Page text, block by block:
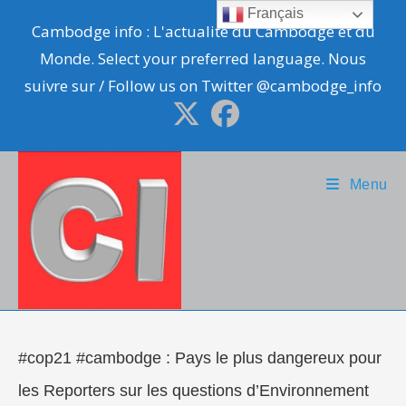
content
Cambodge info : L'actualité du Cambodge et du
Monde. Select your preferred language. Nous
suivre sur / Follow us on Twitter @cambodge_info
Menu
#cop21 #cambodge : Pays le plus dangereux pour
les Reporters sur les questions d’Environnement
Français